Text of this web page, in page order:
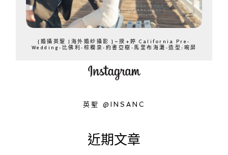
{婚攝英聖 |海外婚紗攝影 }~揆+婷 California Pre-
Wedding-比佛利-棕櫚泉-約書亞樹-馬里布海灘-造型:晼屏
英聖 @INSANC
近期文章